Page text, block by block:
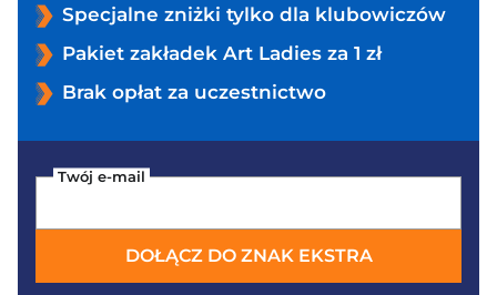
Specjalne zniżki tylko dla klubowiczów
Pakiet zakładek Art Ladies za 1 zł
Brak opłat za uczestnictwo
Twój e-mail
DOŁĄCZ DO ZNAK EKSTRA